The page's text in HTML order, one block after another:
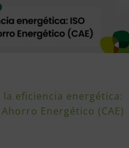
eficiencia energética:
Energético (CAE)